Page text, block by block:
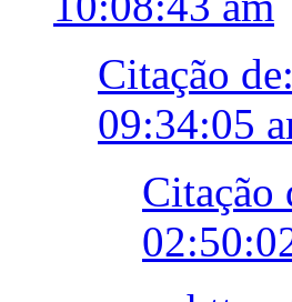
Citação
09:34:05
Citação